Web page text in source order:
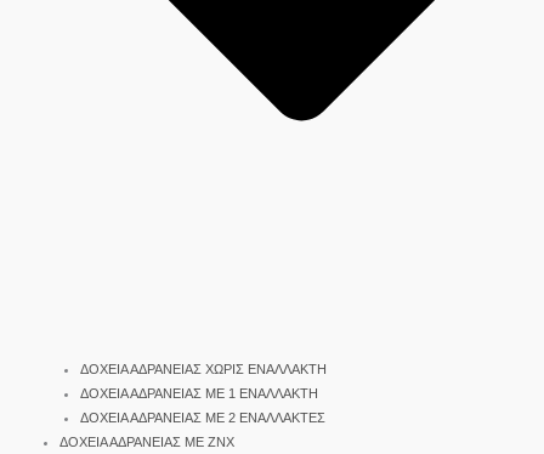
ΔΟΧΕΙΑ ΑΔΡΑΝΕΙΑΣ ΧΩΡΙΣ ΕΝΑΛΛΑΚΤΗ
ΔΟΧΕΙΑ ΑΔΡΑΝΕΙΑΣ ΜΕ 1 ΕΝΑΛΛΑΚΤΗ
ΔΟΧΕΙΑ ΑΔΡΑΝΕΙΑΣ ΜΕ 2 ΕΝΑΛΛΑΚΤΕΣ
ΔΟΧΕΙΑ ΑΔΡΑΝΕΙΑΣ ΜΕ ΖΝΧ